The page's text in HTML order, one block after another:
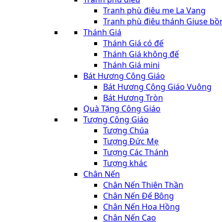
Tranh phù điêu mẹ La Vang
Tranh phù điêu thánh Giuse
Thánh Giá
Thánh Giá có đế
Thánh Giá không đế
Thánh Giá mini
Bát Hương Công Giáo
Bát Hương Công Giáo Vuông
Bát Hương Tròn
Quà Tặng Công Giáo
Tượng Công Giáo
Tượng Chúa
Tượng Đức Mẹ
Tượng Các Thánh
Tượng khác
Chân Nến
Chân Nến Thiên Thần
Chân Nến Đế Bông
Chân Nến Hoa Hồng
Chân Nến Cao